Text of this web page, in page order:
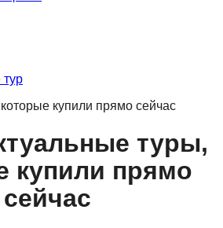
купили прямо сейчас
туры,
купили прямо
сейчас